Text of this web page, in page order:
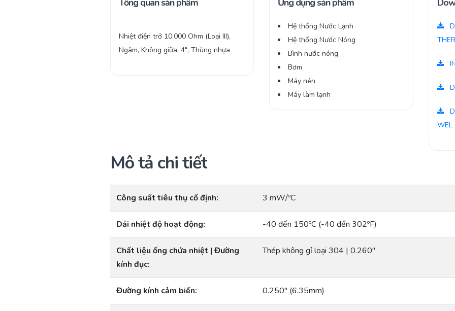
Tổng quan sản phẩm
Nhiệt điện trở 10,000 Ohm (Loại III),
Ngâm, Không giữa, 4″, Thùng nhựa
Ứng dụng sản phẩm
Hệ thống Nước Lạnh
Hệ thống Nước Nóng
Bình nước nóng
Bơm
Máy nén
Máy làm lạnh
WEL
Mô tả chi tiết
Công suất tiêu thụ cố định: 3 mW/ºC
Dải nhiệt độ hoạt động: -40 đến 150ºC (-40 đến 302ºF)
Chất liệu ống chứa nhiệt | Đường
kính đục:
Thép không gỉ loại 304 | 0.260″
Đường kính cảm biến: 0.250″ (6.35mm)